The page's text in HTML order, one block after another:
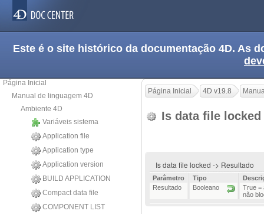
Este é o site histórico da documentação 4D. As
Página Inicial
Manual de linguagem 4D
Ambiente 4D
Variáveis sistema
Application file
Application type
Application version
BUILD APPLICATION
Compact data file
COMPONENT LIST
Página Inicial 4D v19.8
Is data file locked
Is data file locked -> Resultado
Parâmetro Tipo
Resultado
Booleano
True =
não